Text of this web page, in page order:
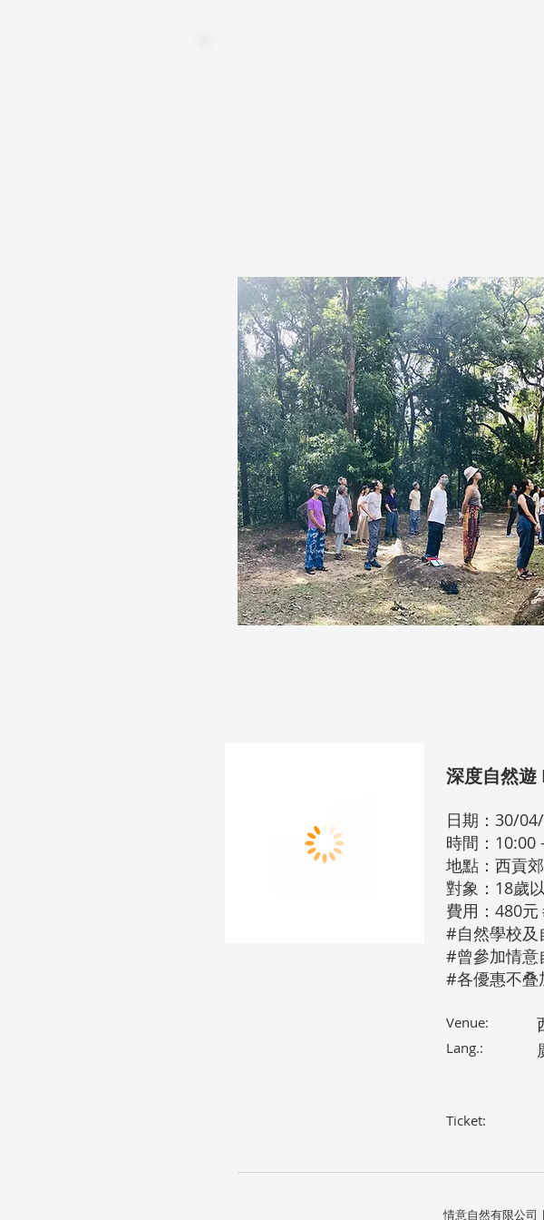
深度自然
日期：30/04/
時間：10:00
地點：西貢
對象：18歲
費用：480元
#自然學校及
#曾參加情意
#各優惠不叠
Venue:
Lang.:
Ticket:
情意自然有限公司